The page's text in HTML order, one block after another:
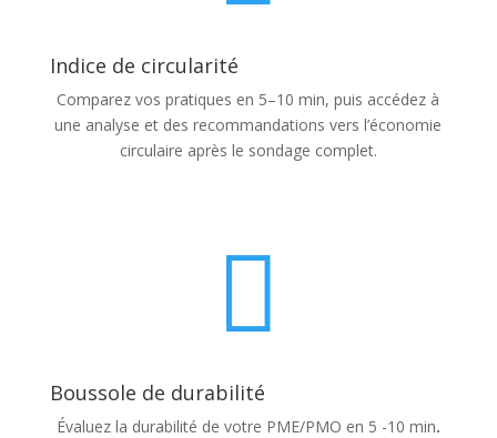
Indice de circularité
Comparez vos pratiques en 5–10 min, puis accédez à
une analyse et des recommandations vers l’économie
circulaire après le sondage complet.

Boussole de durabilité
Évaluez la durabilité de votre PME/PMO en 5 -10 min.